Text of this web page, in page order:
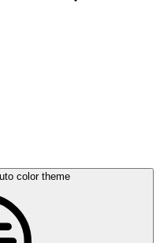
color theme